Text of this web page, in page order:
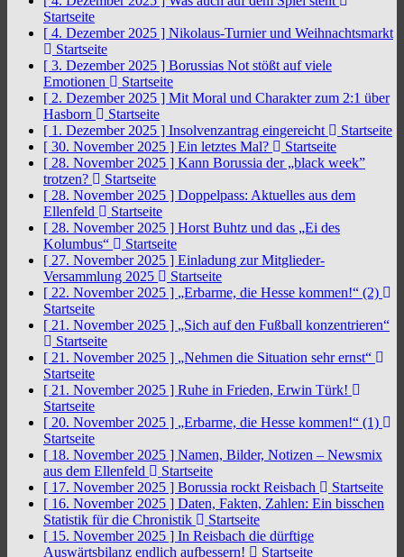
Startseite
[ 4. Dezember 2025 ] Nikolaus-Turnier und Weihnachtsmarkt
Startseite
[ 3. Dezember 2025 ] Borussias Not stößt auf viele
Emotionen
Startseite
[ 2. Dezember 2025 ] Mit Moral und Charakter zum 2:1 über
Hasborn
Startseite
[ 1. Dezember 2025 ] Insolvenzantrag eingereicht
Startseite
[ 30. November 2025 ] Ein letztes Mal?
Startseite
[ 28. November 2025 ] Kann Borussia der „black week”
trotzen?
Startseite
[ 28. November 2025 ] Doppelpass: Aktuelles aus dem
Ellenfeld
Startseite
[ 28. November 2025 ] Horst Buhtz und das „Ei des
Kolumbus“
Startseite
[ 27. November 2025 ] Einladung zur Mitglieder-
Versammlung 2025
Startseite
[ 22. November 2025 ] „Erbarme, die Hesse kommen!“ (2)
Startseite
[ 21. November 2025 ] „Sich auf den Fußball konzentrieren“
Startseite
[ 21. November 2025 ] „Nehmen die Situation sehr ernst“
Startseite
[ 21. November 2025 ] Ruhe in Frieden, Erwin Türk!
Startseite
[ 20. November 2025 ] „Erbarme, die Hesse kommen!“ (1)
Startseite
[ 18. November 2025 ] Namen, Bilder, Notizen – Newsmix
aus dem Ellenfeld
Startseite
[ 17. November 2025 ] Borussia rockt Reisbach
Startseite
[ 16. November 2025 ] Daten, Fakten, Zahlen: Ein bisschen
Statistik für die Chronistik
Startseite
[ 15. November 2025 ] In Reisbach die dürftige
Auswärtsbilanz endlich aufbessern!
Startseite